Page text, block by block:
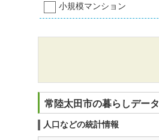
小規模マンション
常陸太田市の暮らしデータ
人口などの統計情報